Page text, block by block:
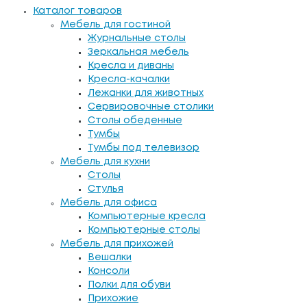
Каталог товаров
Мебель для гостиной
Журнальные столы
Зеркальная мебель
Кресла и диваны
Кресла-качалки
Лежанки для животных
Сервировочные столики
Столы обеденные
Тумбы
Тумбы под телевизор
Мебель для кухни
Столы
Стулья
Мебель для офиса
Компьютерные кресла
Компьютерные столы
Мебель для прихожей
Вешалки
Консоли
Полки для обуви
Прихожие